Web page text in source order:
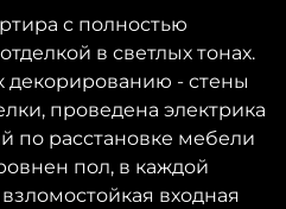
с полностью
в светлых тонах.
декорированию - стены
проведена электрика
по расстановке мебели
пол, в каждой
входная